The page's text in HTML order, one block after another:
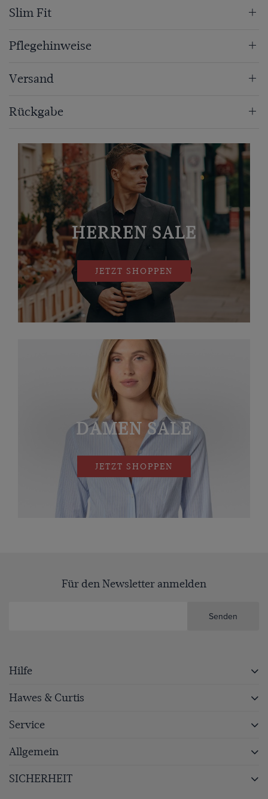
Slim Fit
Pflegehinweise
Versand
Rückgabe
HERREN SALE
JETZT SHOPPEN
DAMEN SALE
JETZT SHOPPEN
Für den Newsletter anmelden
Senden
Hilfe
Hawes & Curtis
Service
Allgemein
SICHERHEIT